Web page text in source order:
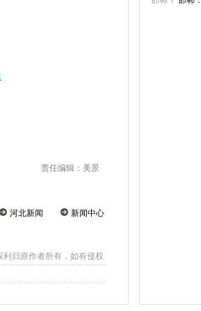
责任编辑：美景
新闻中心
河北新闻
归原作者所有，如有侵权